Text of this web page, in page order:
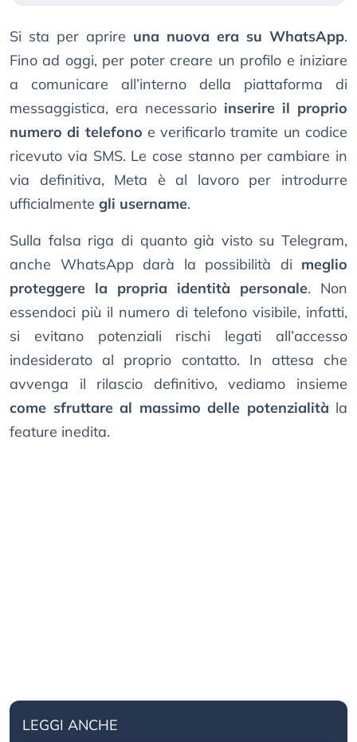
Si sta per aprire una nuova era su WhatsApp.
Fino ad oggi, per poter creare un profilo e iniziare
a comunicare all’interno della piattaforma di
messaggistica, era necessario inserire il proprio
numero di telefono e verificarlo tramite un codice
ricevuto via SMS. Le cose stanno per cambiare in
via definitiva, Meta è al lavoro per introdurre
ufficialmente gli username.
Sulla falsa riga di quanto già visto su Telegram,
anche WhatsApp darà la possibilità di meglio
proteggere la propria identità personale. Non
essendoci più il numero di telefono visibile, infatti,
si evitano potenziali rischi legati all’accesso
indesiderato al proprio contatto. In attesa che
avvenga il rilascio definitivo, vediamo insieme
come sfruttare al massimo delle potenzialità la
feature inedita.
LEGGI ANCHE